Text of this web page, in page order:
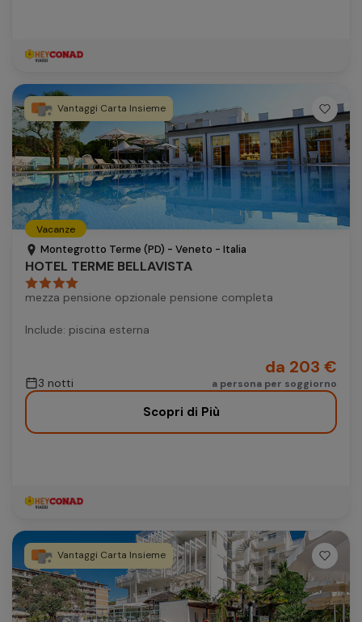
Vantaggi Carta Insieme
Vacanze
Montegrotto Terme (PD) - Veneto - Italia
HOTEL TERME BELLAVISTA
mezza pensione opzionale pensione completa
Include: piscina esterna
3 notti
da 203 €
a persona per soggiorno
Scopri di Più
Vantaggi Carta Insieme